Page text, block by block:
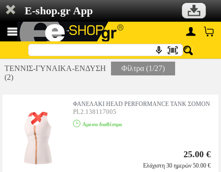
E-shop.gr App
ΤΕΝΝΙΣ-ΓΥΝΑΙΚΑ-ΕΝΔΥΣΗ
(2)
Φίλτρα (1/27)
ΦΑΝΕΛΑΚΙ HEAD PERFORMANCE TANK ΣΟΜΟΝ
PL2.138117005
Αμεσα διαθέσιμο
25.00 €
Ελάχιστη 30 ημερών 50.00 €